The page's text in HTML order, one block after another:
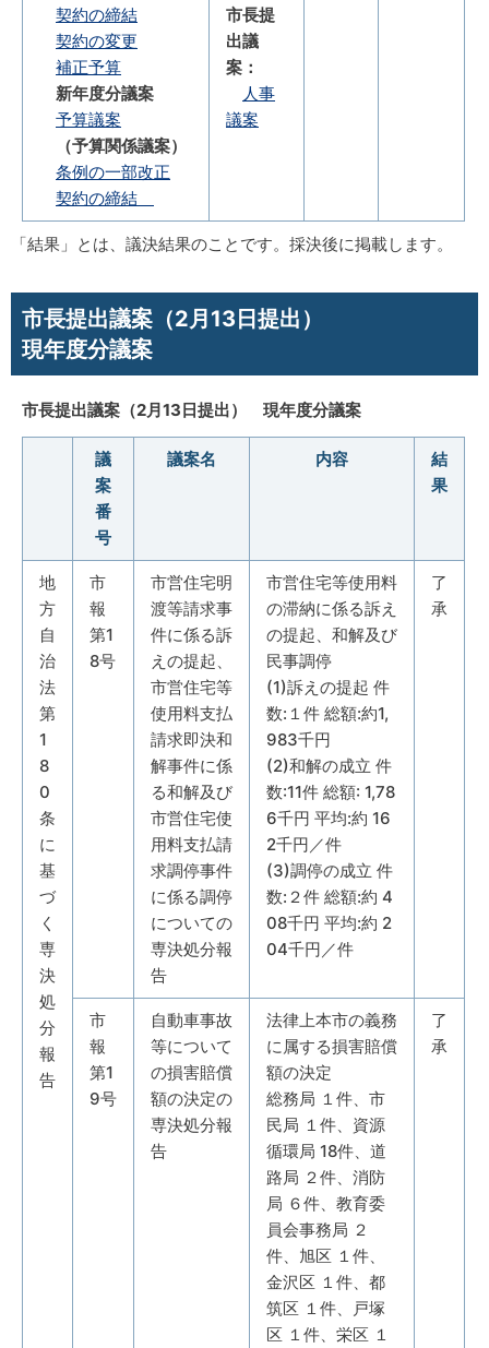
契約の締結
契約の変更
補正予算
新年度分議案
予算議案
（予算関係議案）
条例の一部改正
契約の締結
市長提
出議
案：
人事
議案
「結果」とは、議決結果のことです。採決後に掲載します。
市長提出議案（2月13日提出）
現年度分議案
市長提出議案（2月13日提出） 現年度分議案
議
案
番
号
議案名 内容
結
果
地
方
自
治
法
第
1
8
0
条
に
基
づ
く
専
決
処
分
報
告
市
報
第1
8号
市営住宅明
渡等請求事
件に係る訴
えの提起、
市営住宅等
使用料支払
請求即決和
解事件に係
る和解及び
市営住宅使
用料支払請
求調停事件
に係る調停
についての
専決処分報
告
市営住宅等使用料
の滞納に係る訴え
の提起、和解及び
民事調停
(1)訴えの提起 件
数:１件 総額:約1,
983千円
(2)和解の成立 件
数:11件 総額: 1,78
6千円 平均:約 16
2千円／件
(3)調停の成立 件
数:２件 総額:約 4
08千円 平均:約 2
04千円／件
了
承
市
報
第1
9号
自動車事故
等について
の損害賠償
額の決定の
専決処分報
告
法律上本市の義務
に属する損害賠償
額の決定
総務局 １件、市
民局 １件、資源
循環局 18件、道
路局 ２件、消防
局 ６件、教育委
員会事務局 ２
件、旭区 １件、
金沢区 １件、都
筑区 １件、戸塚
区 １件、栄区 １
了
承